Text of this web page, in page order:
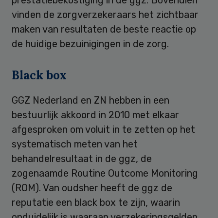
vinden de zorgverzekeraars het zichtbaar
maken van resultaten de beste reactie op
de huidige bezuinigingen in de zorg.
Black box
GGZ Nederland en ZN hebben in een
bestuurlijk akkoord in 2010 met elkaar
afgesproken om voluit in te zetten op het
systematisch meten van het
behandelresultaat in de ggz, de
zogenaamde Routine Outcome Monitoring
(ROM). Van oudsher heeft de ggz de
reputatie een black box te zijn, waarin